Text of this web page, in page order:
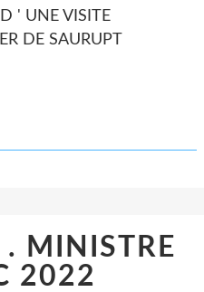
' UNE VISITE
DE SAURUPT
. MINISTRE
2022